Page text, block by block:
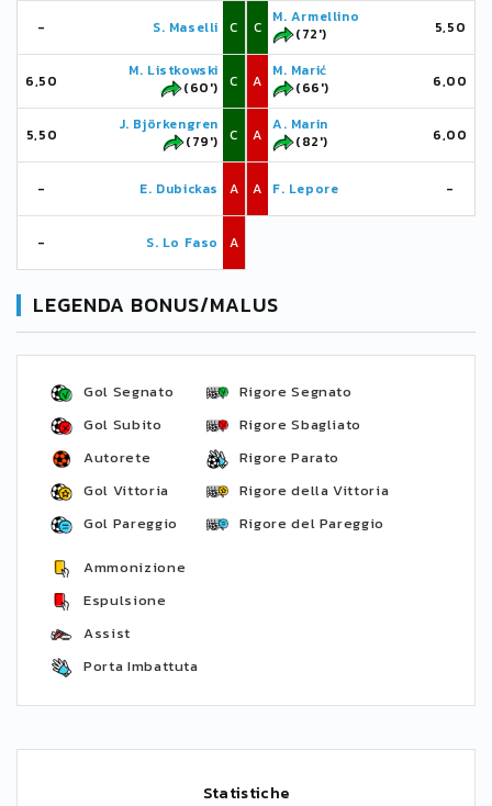
- S. Maselli C
6,50
M. Listkowski
(60')
C
5,50
J. Björkengren
(79')
C
- E. Dubickas A
- S. Lo Faso A
C
M. Armellino
(72')
5,50
A
M. Marić
(66')
6,00
A
A. Marin
(82')
6,00
A F. Lepore -
LEGENDA BONUS/MALUS
Gol Segnato
Gol Subito
Autorete
Gol Vittoria
Gol Pareggio
Rigore Segnato
Rigore Sbagliato
Rigore Parato
Rigore della Vittoria
Rigore del Pareggio
Ammonizione
Espulsione
Assist
Porta Imbattuta
Statistiche